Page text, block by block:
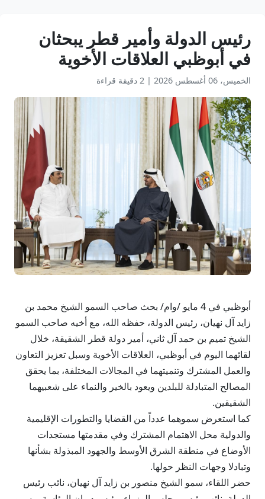
رئيس الدولة وأمير قطر يبحثان
في أبوظبي العلاقات الأخوية
الخميس، 06 أغسطس 2026 | 2 دقيقة قراءة
أبوظبي في 4 مايو /وام/ بحث صاحب السمو الشيخ محمد بن
زايد آل نهيان، رئيس الدولة، حفظه الله، مع أخيه صاحب السمو
الشيخ تميم بن حمد آل ثاني، أمير دولة قطر الشقيقة، خلال
لقائهما اليوم في أبوظبي، العلاقات الأخوية وسبل تعزيز التعاون
والعمل المشترك وتنميتهما في المجالات المختلفة، بما يحقق
المصالح المتبادلة للبلدين ويعود بالخير والنماء على شعبيهما
الشقيقين.
كما استعرض سموهما عدداً من القضايا والتطورات الإقليمية
والدولية محل الاهتمام المشترك وفي مقدمتها مستجدات
الأوضاع في منطقة الشرق الأوسط والجهود المبذولة بشأنها
وتبادلا وجهات النظر حولها.
حضر اللقاء، سمو الشيخ منصور بن زايد آل نهيان، نائب رئيس